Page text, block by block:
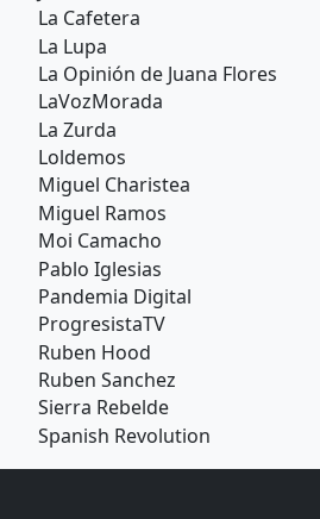
La Cafetera
La Lupa
La Opinión de Juana Flores
LaVozMorada
La Zurda
Loldemos
Miguel Charistea
Miguel Ramos
Moi Camacho
Pablo Iglesias
Pandemia Digital
ProgresistaTV
Ruben Hood
Ruben Sanchez
Sierra Rebelde
Spanish Revolution